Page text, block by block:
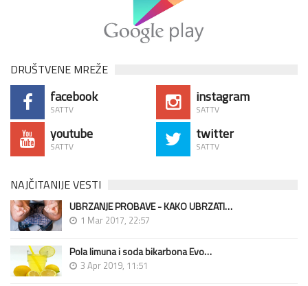
DRUŠTVENE MREŽE
facebook
SATTV
instagram
SATTV
youtube
SATTV
twitter
SATTV
NAJČITANIJE VESTI
UBRZANJE PROBAVE - KAKO UBRZATI…
1 Mar 2017, 22:57
Pola limuna i soda bikarbona Evo…
3 Apr 2019, 11:51